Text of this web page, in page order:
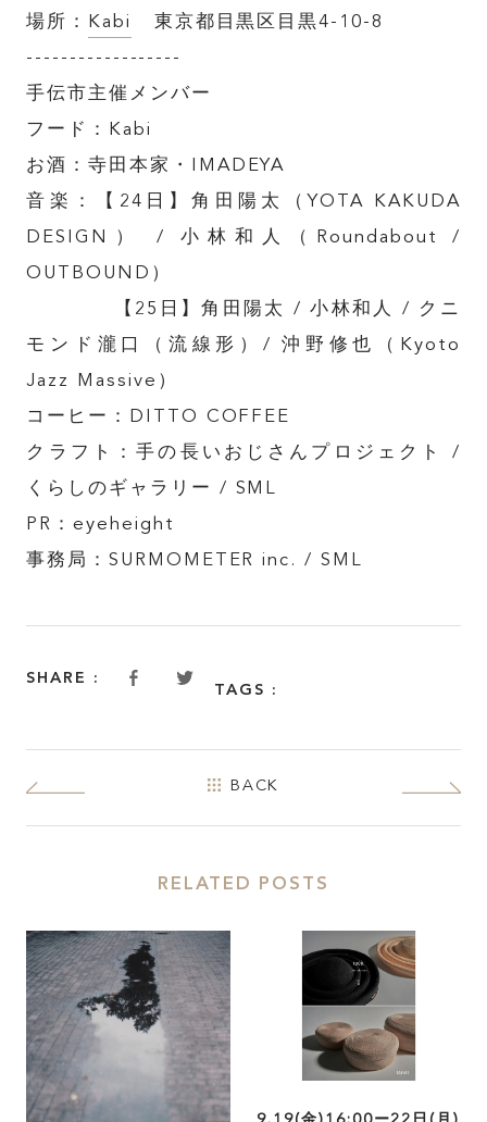
TOP
ABOUT
FEATURE
INSIDE KATALOKooo
JOIN KATALOKooo
FAQ
場所： Kabi
東京都目黒区目黒4-10-8
------------------
手伝市主催メンバー
フード：Kabi
お酒：寺田本家・IMADEYA
音楽：【24日】角田陽太（YOTA KAKUDA
DESIGN） / 小林和人（Roundabout /
OUTBOUND）
【25日】角田陽太 / 小林和人 / クニ
モンド瀧口（流線形）/ 沖野修也（Kyoto
Jazz Massive）
コーヒー：DITTO COFFEE
クラフト：手の長いおじさんプロジェクト /
くらしのギャラリー / SML
PR：eyeheight
事務局：SURMOMETER inc. / SML
SHARE :
TAGS :
BACK
RELATED POSTS